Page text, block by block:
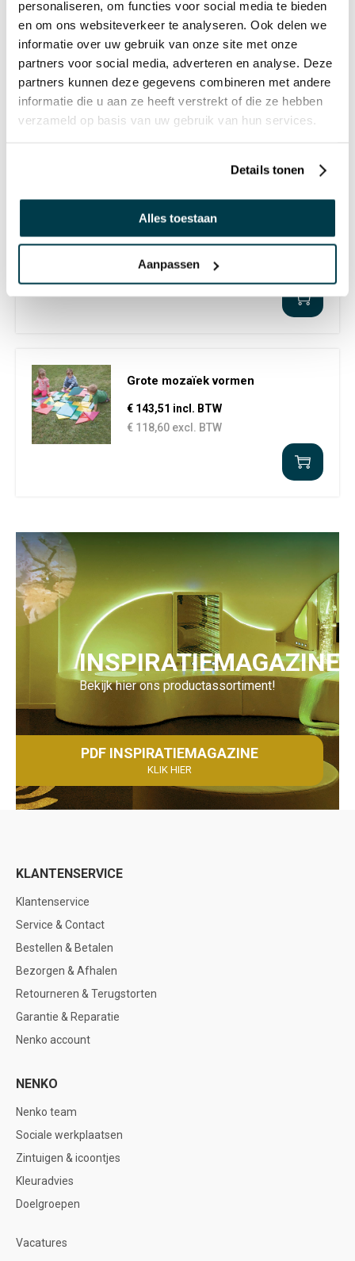
personaliseren, om functies voor social media te bieden
en om ons websiteverkeer te analyseren. Ook delen we
informatie over uw gebruik van onze site met onze
partners voor social media, adverteren en analyse. Deze
partners kunnen deze gegevens combineren met andere
informatie die u aan ze heeft verstrekt of die ze hebben
verzameld op basis van uw gebruik van hun services.
Details tonen
Alles toestaan
Aanpassen
PRODUCTREVIEWS SCHRIJF EEN REVIEW
Er zijn nog geen reviews. Klik op de knop hierboven om
een review te schrijven.
Lichtgevende bouwblokken
€ 194,96 incl. BTW
€ 161,12 excl. BTW
Grote mozaïek vormen
€ 143,51 incl. BTW
€ 118,60 excl. BTW
INSPIRATIEMAGAZINE
Bekijk hier ons productassortiment!
PDF INSPIRATIEMAGAZINE
KLIK HIER
KLANTENSERVICE
Klantenservice
Service & Contact
Bestellen & Betalen
Bezorgen & Afhalen
Retourneren & Terugstorten
Garantie & Reparatie
Nenko account
NENKO
Nenko team
Sociale werkplaatsen
Zintuigen & icoontjes
Kleuradvies
Doelgroepen
Vacatures